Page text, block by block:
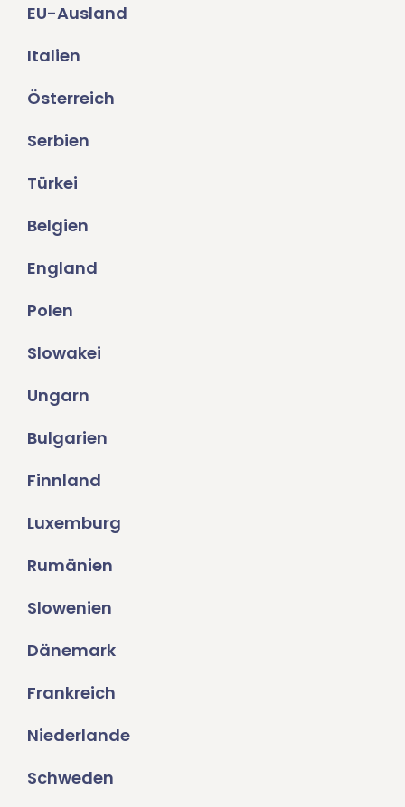
EU-Ausland
Italien
Österreich
Serbien
Türkei
Belgien
England
Polen
Slowakei
Ungarn
Bulgarien
Finnland
Luxemburg
Rumänien
Slowenien
Dänemark
Frankreich
Niederlande
Schweden